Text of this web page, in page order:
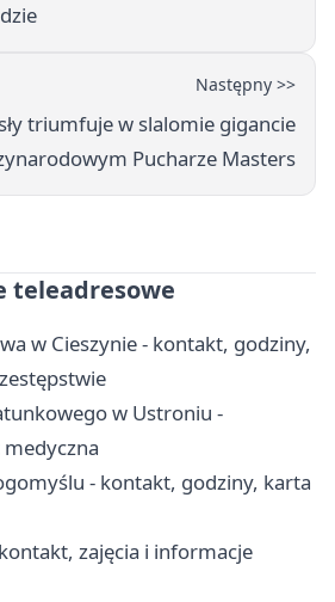
Następny >>
triumfuje w slalomie gigancie
Pucharze Masters
teleadresowe
w Cieszynie - kontakt, godziny,
w Ustroniu -
- kontakt, godziny, karta
zajęcia i informacje